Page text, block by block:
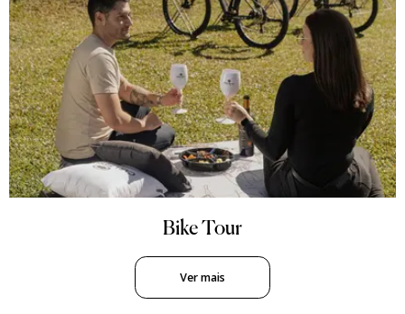
Bike Tour
Ver mais